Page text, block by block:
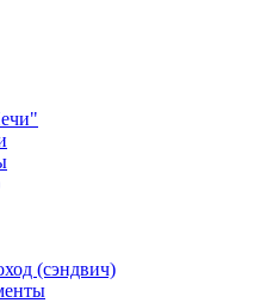
(сэндвич)